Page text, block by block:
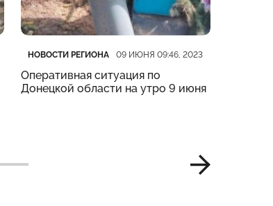
Категория
НОВОСТИ РЕГИОНА
Дата публикации 09 ИЮНЯ 09:46, 2023
Оперативная ситуация по
Донецкой области на утро 9 июня